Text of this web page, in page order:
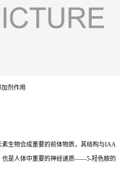
剂作用
素生物合成重要的前体物质，其结构与IAA
也是人体中重要的神经递质——5-羟色胺的